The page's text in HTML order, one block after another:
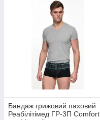
Бандаж грижовий паховий
Реабілітімед ГР-3П Comfort